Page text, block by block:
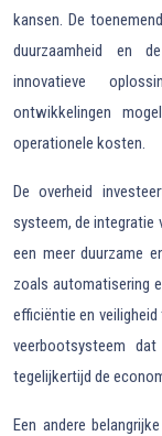
kansen. De
duurzaamheid en
innovatieve
ontwikkelingen
operationele kosten.
De overheid
systeem, de integratie
een meer duurzame
zoals automatisering
efficiëntie en
veerbootsysteem
tegelijkertijd de
Een andere